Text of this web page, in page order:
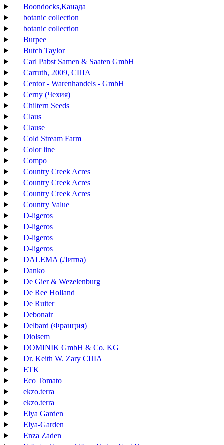
Boondocks,Канада
botanic collection
botanic collection
Burpee
Butch Taylor
Carl Pabst Samen & Saaten GmbH
Carruth, 2009, США
Centor - Warenhandels - GmbH
Cerny (Чехия)
Chiltern Seeds
Claus
Clause
Cold Stream Farm
Color line
Compo
Country Creek Acres
Country Creek Acres
Country Creek Acres
Country Value
D-ligeros
D-ligeros
D-ligeros
D-ligeros
DALEMA (Литва)
Danko
De Gier & Wezelenburg
De Ree Holland
De Ruiter
Debonair
Delbard (Франция)
Diolsem
DOMINIK GmbH & Co. KG
Dr. Keith W. Zary США
EТК
Eco Tomato
ekzo.terra
ekzo.terra
Elya Garden
Elya-Garden
Enza Zaden